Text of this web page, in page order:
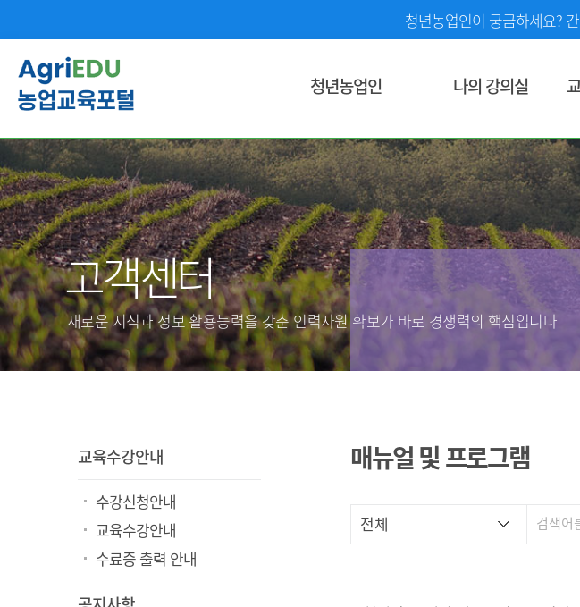
청년농업인이 궁금하세요?
청년농업인
영농기술ㆍ농업경영 교육
국민내일 배움 훈련과정
창업 단계별 교육
인문ㆍ문화ㆍ외국어 교육
용접ㆍ기계ㆍ기술ㆍ공학 교육
식품 및 유통 교육
나의 강의실
학습현황
찜한 과정
신청중인 과정
학습중인 과정
학습종료과정
학습환경 점검
문의내역
회원탈퇴
통
동
고객센터
새로운 지식과 정보 활용능력을 갖춘 인력자원 확보가 바로 경쟁력의 핵심입니다
교육수강안내
수강신청안내
교육수강안내
수료증 출력 안내
매뉴얼 및 프로그램